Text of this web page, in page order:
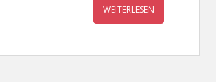
WEITERLESEN